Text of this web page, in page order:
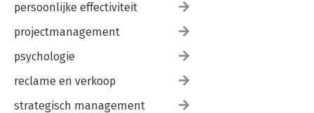
persoonlijke effectiviteit
projectmanagement
psychologie
reclame en verkoop
strategisch management